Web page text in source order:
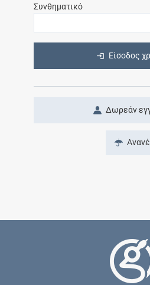
Συνθηματικό
Είσοδος
Δωρεάν